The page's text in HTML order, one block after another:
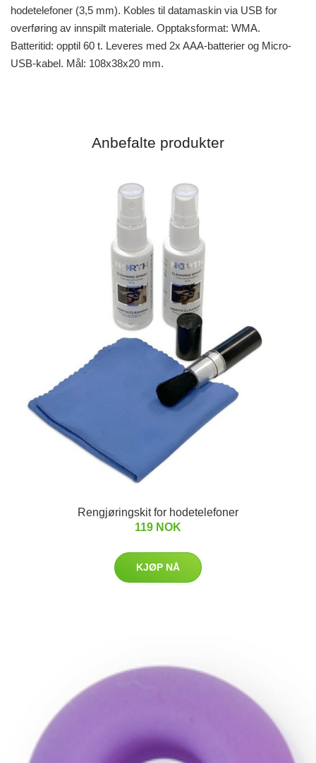
hodetelefoner (3,5 mm). Kobles til datamaskin via USB for
overføring av innspilt materiale. Opptaksformat: WMA.
Batteritid: opptil 60 t. Leveres med 2x AAA-batterier og Micro-
USB-kabel. Mål: 108x38x20 mm.
Anbefalte produkter
Rengjøringskit for hodetelefoner
119 NOK
KJØP NÅ